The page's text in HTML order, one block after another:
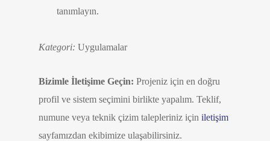
tanımlayın.
Kategori: Uygulamalar
Bizimle İletişime Geçin: Projeniz için en doğru
profil ve sistem seçimini birlikte yapalım. Teklif,
numune veya teknik çizim talepleriniz için iletişim
sayfamızdan ekibimize ulaşabilirsiniz.